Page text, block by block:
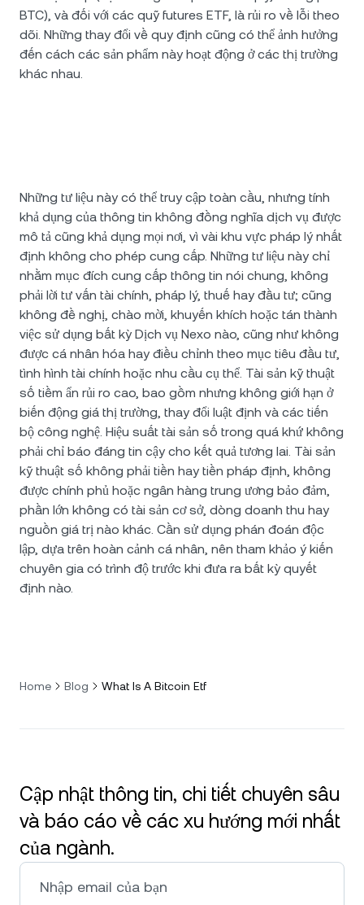
BTC), và đối với các quỹ futures ETF, là rủi ro về lỗi theo
dõi. Những thay đổi về quy định cũng có thể ảnh hưởng
đến cách các sản phẩm này hoạt động ở các thị trường
khác nhau.
Những tư liệu này có thể truy cập toàn cầu, nhưng tính
khả dụng của thông tin không đồng nghĩa dịch vụ được
mô tả cũng khả dụng mọi nơi, vì vài khu vực pháp lý nhất
định không cho phép cung cấp. Những tư liệu này chỉ
nhằm mục đích cung cấp thông tin nói chung, không
phải lời tư vấn tài chính, pháp lý, thuế hay đầu tư; cũng
không đề nghị, chào mời, khuyến khích hoặc tán thành
việc sử dụng bất kỳ Dịch vụ Nexo nào, cũng như không
được cá nhân hóa hay điều chỉnh theo mục tiêu đầu tư,
tình hình tài chính hoặc nhu cầu cụ thể. Tài sản kỹ thuật
số tiềm ẩn rủi ro cao, bao gồm nhưng không giới hạn ở
biến động giá thị trường, thay đổi luật định và các tiến
bộ công nghệ. Hiệu suất tài sản số trong quá khứ không
phải chỉ báo đáng tin cậy cho kết quả tương lai. Tài sản
kỹ thuật số không phải tiền hay tiền pháp định, không
được chính phủ hoặc ngân hàng trung ương bảo đảm,
phần lớn không có tài sản cơ sở, dòng doanh thu hay
nguồn giá trị nào khác. Cần sử dụng phán đoán độc
lập, dựa trên hoàn cảnh cá nhân, nên tham khảo ý kiến
chuyên gia có trình độ trước khi đưa ra bất kỳ quyết
định nào.
Home Blog What Is A Bitcoin Etf
Cập nhật thông tin, chi tiết chuyên sâu
và báo cáo về các xu hướng mới nhất
của ngành.